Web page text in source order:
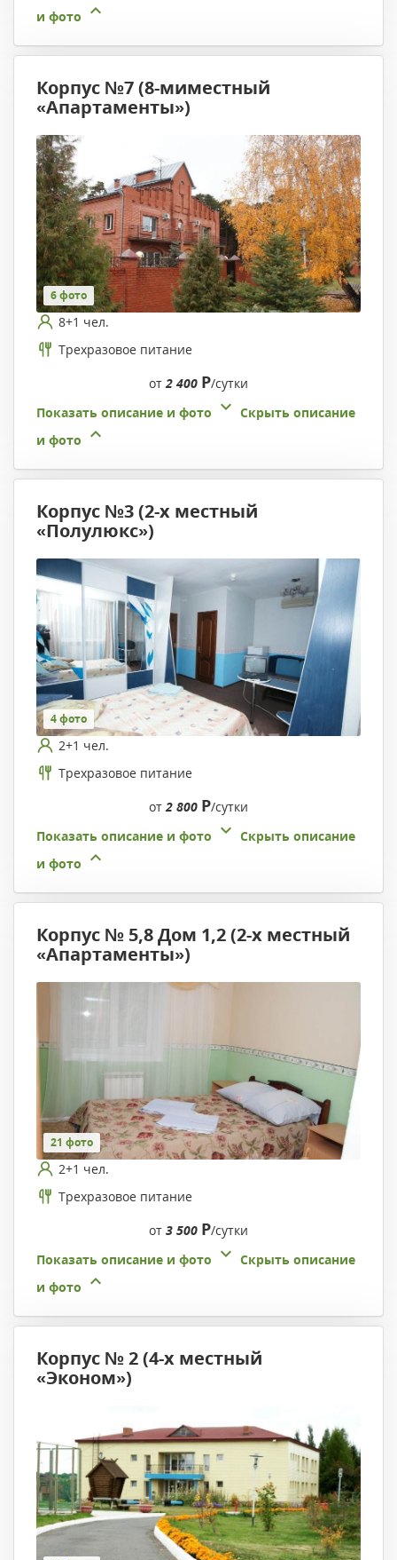
и фото
Корпус №7 (8-миместный
«Апартаменты»)
6 фото
8+1 чел.
Трехразовое питание
от2 400 Р/сутки
Показать описание и фото
Скрыть описание
и фото
Корпус №3 (2-х местный
«Полулюкс»)
4 фото
2+1 чел.
Трехразовое питание
от2 800 Р/сутки
Показать описание и фото
Скрыть описание
и фото
Корпус № 5,8 Дом 1,2 (2-х местный
«Апартаменты»)
21 фото
2+1 чел.
Трехразовое питание
от 3 500 Р/сутки
Показать описание и фото
Скрыть описание
и фото
Корпус № 2 (4-х местный
«Эконом»)